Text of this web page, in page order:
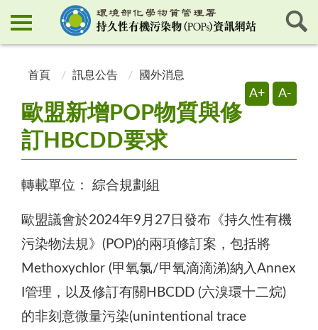
首頁 訊息公告 國外消息
A+ A-
歐盟新增POP物質與修
訂HBCDD要求
轉載單位： 綜合規劃組
歐盟議會於2024年9月27日發布《持久性有機
污染物法規》(POP)的兩項修訂案，包括將
Methoxychlor (甲氧氯/甲氧滴滴涕)納入Annex
I管理，以及修訂有關HBCDD (六溴環十二烷)
的非刻意微量污染(unintentional trace